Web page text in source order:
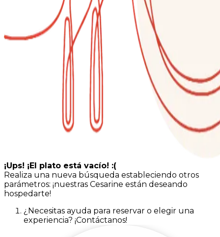
¡Ups! ¡El plato está vacío! :(
Realiza una nueva búsqueda estableciendo otros
parámetros: ¡nuestras Cesarine están deseando
hospedarte!
¿Necesitas ayuda para reservar o elegir una
experiencia? ¡Contáctanos!